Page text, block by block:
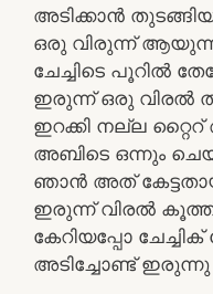
അടിക്കാൻ
ഒരു വിരുന്ന്
ചേച്ചിടെ പൂറിൽ
ഇരുന്ന് ഒരു വിരൽ
ഇറക്കി നല്ല
അബിടെ ഒന്നും
ഞാൻ അത്
ഇരുന്ന് വിരൽ
കേറിയപ്പോ
അടിച്ചോണ്ട്